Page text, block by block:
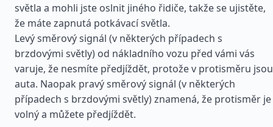
světla a mohli jste oslnit jiného řidiče, takže se ujistěte,
že máte zapnutá potkávací světla.
Levý směrový signál (v některých případech s
brzdovými světly) od nákladního vozu před vámi vás
varuje, že nesmíte předjíždět, protože v protisměru jsou
auta. Naopak pravý směrový signál (v některých
případech s brzdovými světly) znamená, že protisměr je
volný a můžete předjíždět.